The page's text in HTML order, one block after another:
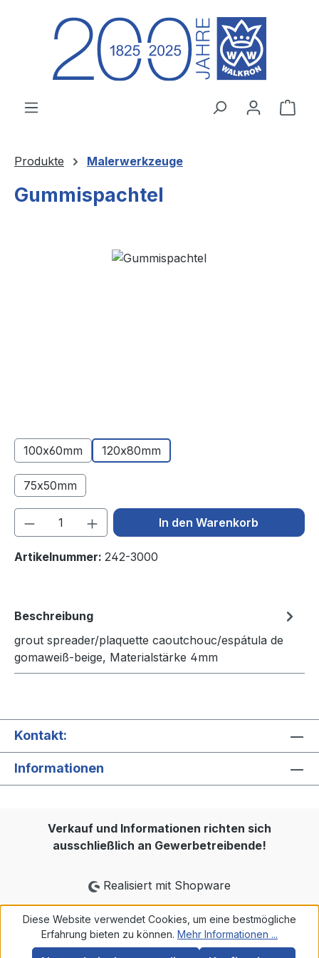
Zum Hauptinhalt springen
Produkte Malerwerkzeuge
Gummispachtel
Bildergalerie überspringen
100x60mm 120x80mm
75x50mm
(Diese Option ist zurzeit nicht verfügbar.)
Produkt Anzahl: Gib denIn den Warenkorb
Artikelnummer: 242-3000
Beschreibung
grout spreader/plaquette caoutchouc/espátula de
gomaweiß-beige, Materialstärke 4mm
Kontakt:
Informationen
Verkauf und Informationen richten sich
ausschließlich an Gewerbetreibende!
Realisiert mit Shopware
Diese Website verwendet Cookies, um eine bestmögliche
Erfahrung bieten zu können. Mehr Informationen ...